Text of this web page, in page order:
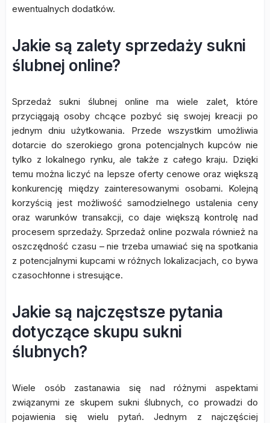
ewentualnych dodatków.
Jakie są zalety sprzedaży sukni
ślubnej online?
Sprzedaż sukni ślubnej online ma wiele zalet, które
przyciągają osoby chcące pozbyć się swojej kreacji po
jednym dniu użytkowania. Przede wszystkim umożliwia
dotarcie do szerokiego grona potencjalnych kupców nie
tylko z lokalnego rynku, ale także z całego kraju. Dzięki
temu można liczyć na lepsze oferty cenowe oraz większą
konkurencję między zainteresowanymi osobami. Kolejną
korzyścią jest możliwość samodzielnego ustalenia ceny
oraz warunków transakcji, co daje większą kontrolę nad
procesem sprzedaży. Sprzedaż online pozwala również na
oszczędność czasu – nie trzeba umawiać się na spotkania
z potencjalnymi kupcami w różnych lokalizacjach, co bywa
czasochłonne i stresujące.
Jakie są najczęstsze pytania
dotyczące skupu sukni
ślubnych?
Wiele osób zastanawia się nad różnymi aspektami
związanymi ze skupem sukni ślubnych, co prowadzi do
pojawienia się wielu pytań. Jednym z najczęściej